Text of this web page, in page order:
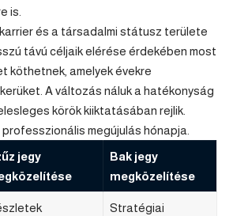
is.
és a társadalmi státusz területe
távú céljaik elérése érdekében most
köthetnek, amelyek évekre
A változás náluk a hatékonyság
körök kiiktatásában rejlik.
professzionális megújulás hónapja.
jegy
Bak jegy
megközelítése
Stratégiai